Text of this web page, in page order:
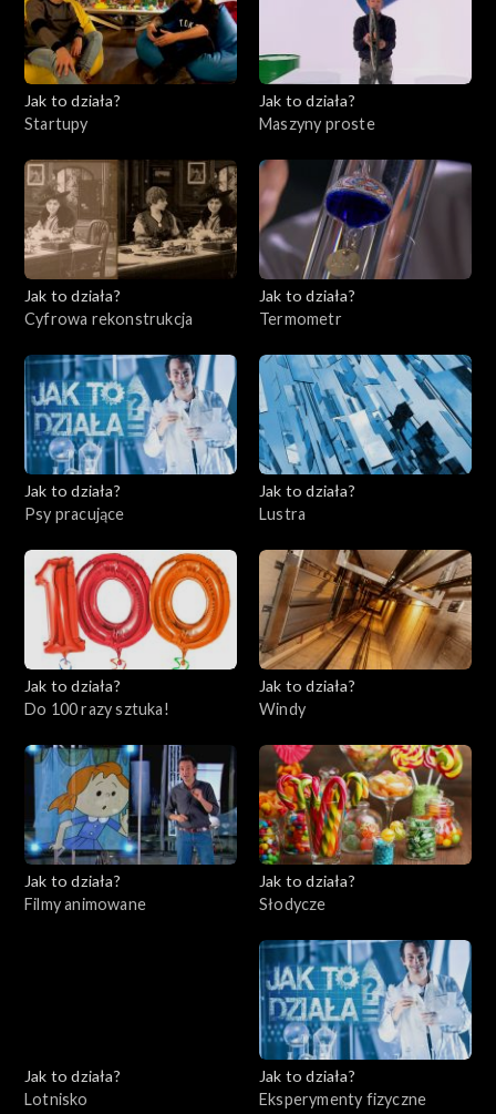
Jak to działa?
Startupy
Jak to działa?
Maszyny proste
Jak to działa?
Cyfrowa rekonstrukcja
Jak to działa?
Termometr
Jak to działa?
Psy pracujące
Jak to działa?
Lustra
Jak to działa?
Do 100 razy sztuka!
Jak to działa?
Windy
Jak to działa?
Filmy animowane
Jak to działa?
Słodycze
Jak to działa?
Lotnisko
Jak to działa?
Eksperymenty fizyczne